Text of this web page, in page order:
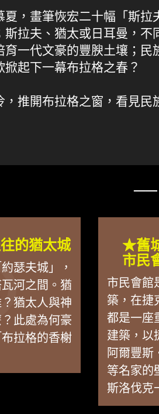
夏，畫筆恢宏二十幅「斯拉
拉夫、猶太或日耳曼，不
育一代文豪的豐腴土壤；民
起下一幕布拉格之春？
推開布拉格之窗，看見民
的猶太城
瑟夫城」，
河之間。猶
猶太人與神
此處為何豪
拉格的香榭
★舊
市民
市民會館
築，在捷
都是一座
建築，以
阿爾豐斯
等名家的
斯洛伐克